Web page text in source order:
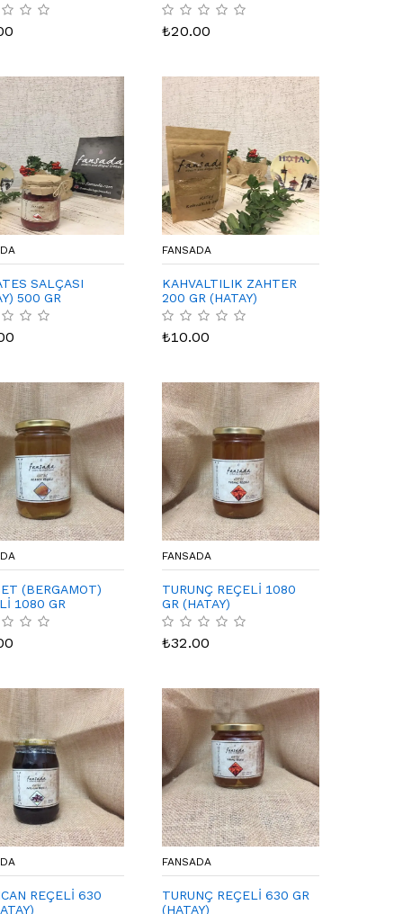
₺20.00
SALÇASI
500 GR
FANSADA
KAHVALTILIK ZAHTER
200 GR (HATAY)
₺10.00
(BERGAMOT)
1080 GR
FANSADA
TURUNÇ REÇELİ 1080
GR (HATAY)
₺32.00
REÇELİ 630
FANSADA
TURUNÇ REÇELİ 630 GR
(HATAY)